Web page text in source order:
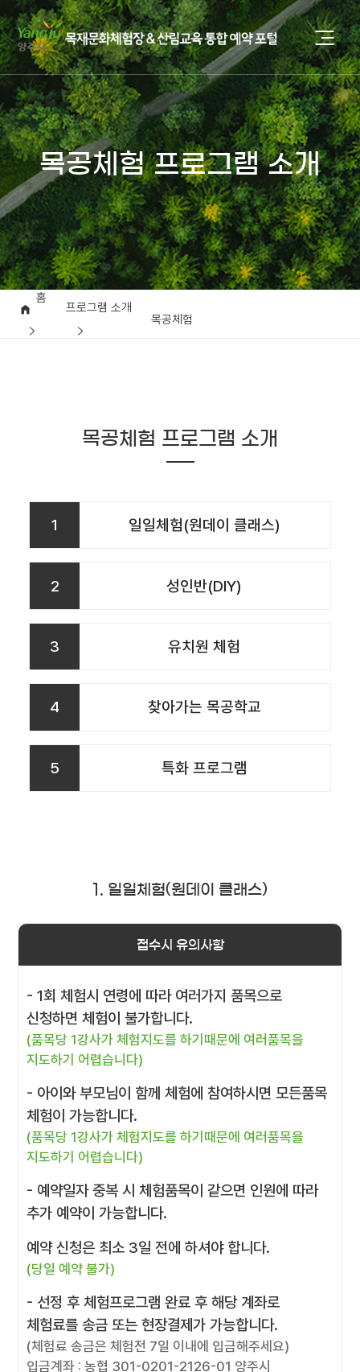
목공체험 프로그램 소개
홈
프로그램 소개
목공체험
목공체험 프로그램 소개
1 일일체험(원데이 클래스)
2 성인반(DIY)
3 유치원 체험
4 찾아가는 목공학교
5 특화 프로그램
1. 일일체험(원데이 클래스)
접수시 유의사항
- 1회 체험시 연령에 따라 여러가지 품목으로
신청하면 체험이 불가합니다.
(품목당 1강사가 체험지도를 하기때문에 여러품목을
지도하기 어렵습니다)
- 아이와 부모님이 함께 체험에 참여하시면 모든품목
체험이 가능합니다.
(품목당 1강사가 체험지도를 하기때문에 여러품목을
지도하기 어렵습니다)
- 예약일자 중복 시 체험품목이 같으면 인원에 따라
추가 예약이 가능합니다.
예약 신청은 최소 3일 전에 하셔야 합니다.
(당일 예약 불가)
- 선정 후 체험프로그램 완료 후 해당 계좌로
체험료를 송금 또는 현장결제가 가능합니다.
(체험료 송금은 체험전 7일 이내에 입금해주세요)
입금계좌 : 농협 301-0201-2126-01 양주시